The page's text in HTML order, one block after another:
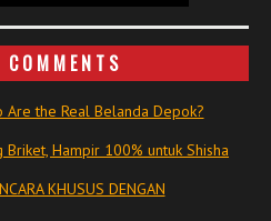
COMMENTS
Are the Real Belanda Depok?
Briket, Hampir 100% untuk Shisha
KHUSUS DENGAN